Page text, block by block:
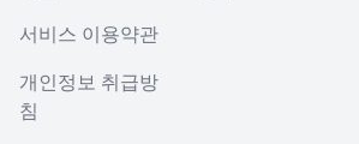
서비스 이용약관
개인정보 취급방
침